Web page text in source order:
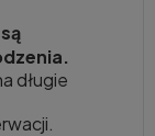
długie